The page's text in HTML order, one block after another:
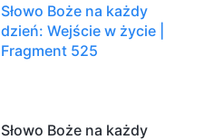
Słowo Boże na każdy
dzień: Wejście w życie |
Fragment 525
Słowo Boże na każdy